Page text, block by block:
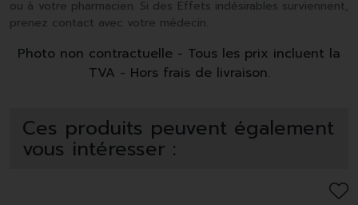
ou à votre pharmacien. Si des Effets indésirables surviennent,
prenez contact avec votre médecin.
Photo non contractuelle - Tous les prix incluent la
TVA - Hors frais de livraison.
Ces produits peuvent également
vous intéresser :